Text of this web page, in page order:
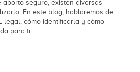
aborto seguro, existen diversas
En este blog, hablaremos de
legal, cómo identificarla y cómo
para ti.